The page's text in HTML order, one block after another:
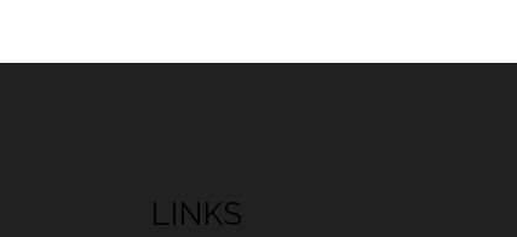
LINKS